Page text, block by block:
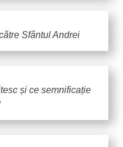
Sfântul Andrei
și ce semnificație